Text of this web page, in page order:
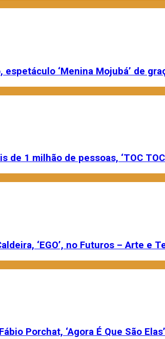
espetáculo ‘Menina Mojubá’ de
de 1 milhão de pessoas, ‘TOC
‘EGO’, no Futuros – Arte e
Porchat, ‘Agora É Que São